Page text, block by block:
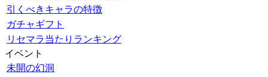
引くべきキャラの特徴
ガチャギフト
リセマラ当たりランキング
イベント
未開の幻洞